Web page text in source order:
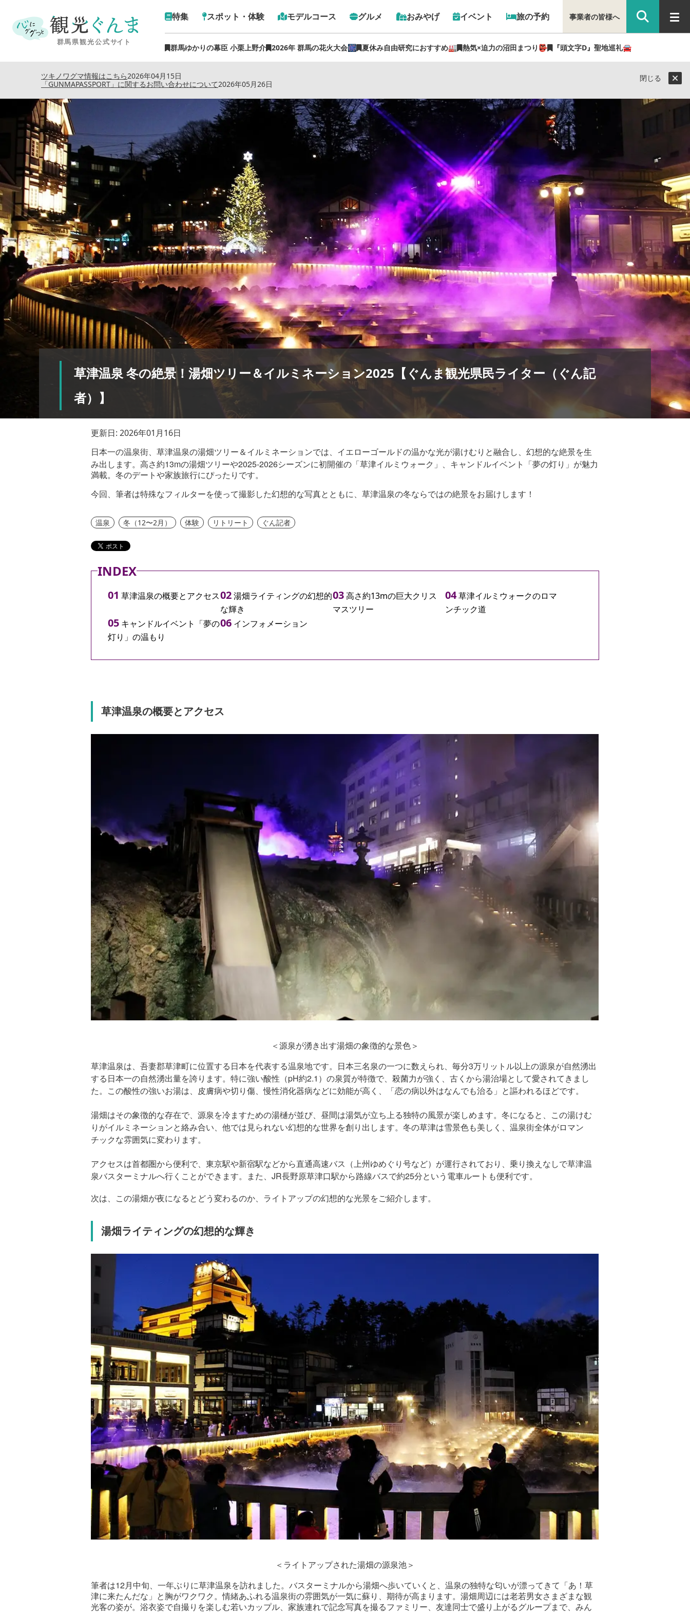
特集 スポット・体験 モデルコース グルメ おみやげ イベント 旅の予約
群馬ゆかりの幕臣 小栗上野介 2026年 群馬の花火大会🎆 夏休み自由研究におすすめ🏭 熱気×迫力の沼田まつり👺 『頭文字D』聖地巡礼🚘
事業者の皆様へ
2026年04月15日
ツキノワグマ情報はこちら
2026年05月26日
「GUNMAPASSPORT」に関するお問い合わせについて
閉じる
トップ›特集記事
草津温泉 冬の絶景！湯畑ツリー＆イルミネーション2025【ぐんま観光県民ライター（ぐん記
者）】
更新日: 2026年01月16日
日本一の温泉街、草津温泉の湯畑ツリー＆イルミネーションでは、イエローゴールドの温かな光が湯けむりと融合し、幻想的な絶景を生
み出します。高さ約13mの湯畑ツリーや2025-2026シーズンに初開催の「草津イルミウォーク」、キャンドルイベント「夢の灯り」が魅力
満載。冬のデートや家族旅行にぴったりです。
今回、筆者は特殊なフィルターを使って撮影した幻想的な写真とともに、草津温泉の冬ならではの絶景をお届けします！
温泉 冬（12〜2月） 体験 リトリート ぐん記者
INDEX
草津温泉の概要とアクセス
湯畑ライティングの幻想的
な輝き
高さ約13mの巨大クリス
マスツリー
草津イルミウォークのロマ
ンチック道
キャンドルイベント「夢の
灯り」の温もり
インフォメーション
草津温泉の概要とアクセス
＜源泉が湧き出す湯畑の象徴的な景色＞
草津温泉は、吾妻郡草津町に位置する日本を代表する温泉地です。日本三名泉の一つに数えられ、毎分3万リットル以上の源泉が自然湧出
する日本一の自然湧出量を誇ります。特に強い酸性（pH約2.1）の泉質が特徴で、殺菌力が強く、古くから湯治場として愛されてきまし
た。この酸性の強いお湯は、皮膚病や切り傷、慢性消化器病などに効能が高く、「恋の病以外はなんでも治る」と謳われるほどです。
湯畑はその象徴的な存在で、源泉を冷ますための湯樋が並び、昼間は湯気が立ち上る独特の風景が楽しめます。冬になると、この湯けむ
りがイルミネーションと絡み合い、他では見られない幻想的な世界を創り出します。冬の草津は雪景色も美しく、温泉街全体がロマン
チックな雰囲気に変わります。
アクセスは首都圏から便利で、東京駅や新宿駅などから直通高速バス（上州ゆめぐり号など）が運行されており、乗り換えなしで草津温
泉バスターミナルへ行くことができます。また、JR長野原草津口駅から路線バスで約25分という電車ルートも便利です。
次は、この湯畑が夜になるとどう変わるのか、ライトアップの幻想的な光景をご紹介します。
湯畑ライティングの幻想的な輝き
＜ライトアップされた湯畑の源泉池＞
筆者は12月中旬、一年ぶりに草津温泉を訪れました。バスターミナルから湯畑へ歩いていくと、温泉の独特な匂いが漂ってきて「あ！草
津に来たんだな」と胸がワクワク。情緒あふれる温泉街の雰囲気が一気に蘇り、期待が高まります。湯畑周辺には老若男女さまざまな観
光客の姿が。浴衣姿で自撮りを楽しむ若いカップル、家族連れで記念写真を撮るファミリー、友達同士で盛り上がるグループまで、みん